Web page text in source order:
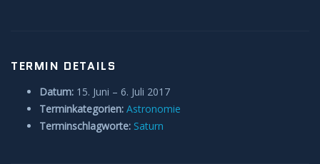
TERMIN DETAILS
Datum: 15. Juni – 6. Juli 2017
Terminkategorien: Astronomie
Terminschlagworte: Saturn